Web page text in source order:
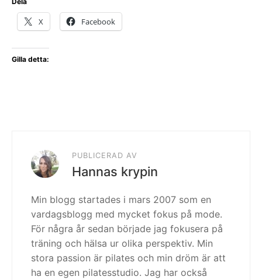
X Facebook
Gilla detta:
PUBLICERAD AV
Hannas krypin
Min blogg startades i mars 2007 som en
vardagsblogg med mycket fokus på mode.
För några år sedan började jag fokusera på
träning och hälsa ur olika perspektiv. Min
stora passion är pilates och min dröm är att
ha en egen pilatesstudio. Jag har också